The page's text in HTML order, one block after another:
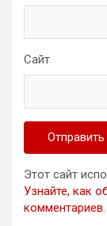
Сайт
Этот сайт
Узнайте, как
комментариев.